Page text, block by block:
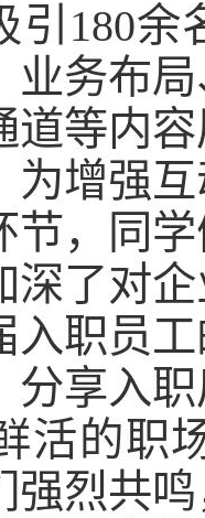
引180
业务布
道等内
为增强
节，同
深了对
入职员
分享入
活的职
强烈共